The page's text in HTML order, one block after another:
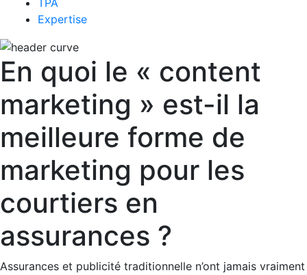
Expertise
En quoi le « content
marketing » est-il la
meilleure forme de
marketing pour les
courtiers en
assurances ?
Assurances et publicité traditionnelle n’ont jamais vraiment